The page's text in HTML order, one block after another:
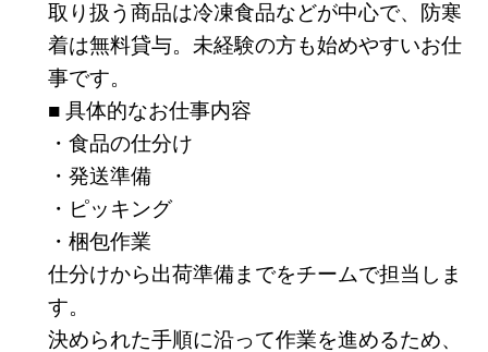
取り扱う商品は冷凍食品などが中心で、防寒
着は無料貸与。未経験の方も始めやすいお仕
事です。
■ 具体的なお仕事内容
・食品の仕分け
・発送準備
・ピッキング
・梱包作業
仕分けから出荷準備までをチームで担当しま
す。
決められた手順に沿って作業を進めるため、